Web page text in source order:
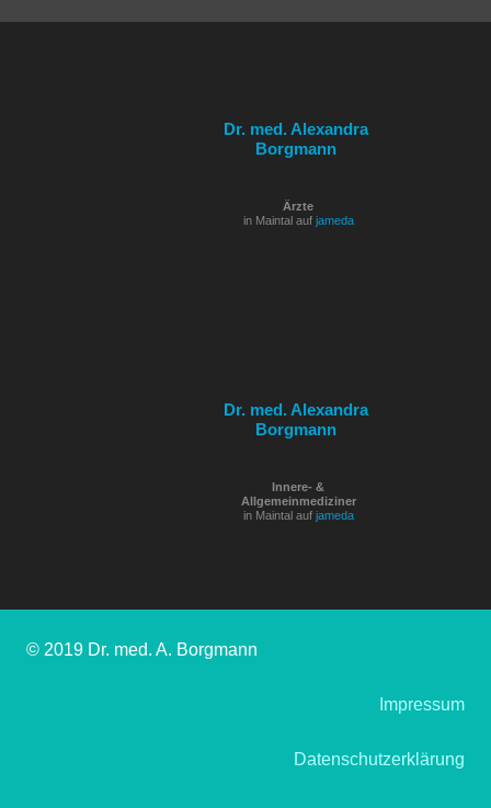
Dr. med. Alexandra
Borgmann
Ärzte
in Maintal auf jameda
Dr. med. Alexandra
Borgmann
Innere- &
Allgemeinmediziner
in Maintal auf jameda
© 2019 Dr. med. A. Borgmann
Impressum
Datenschutzerklärung